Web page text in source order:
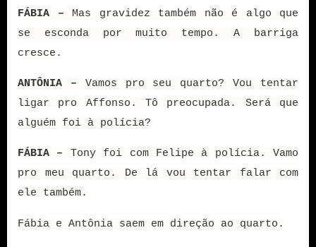
FÁBIA – Mas gravidez também não é algo que
se esconda por muito tempo. A barriga
cresce.
ANTÔNIA – Vamos pro seu quarto? Vou tentar
ligar pro Affonso. Tô preocupada. Será que
alguém foi à polícia?
FÁBIA – Tony foi com Felipe à polícia. Vamo
pro meu quarto. De lá vou tentar falar com
ele também.
Fábia e Antônia saem em direção ao quarto.